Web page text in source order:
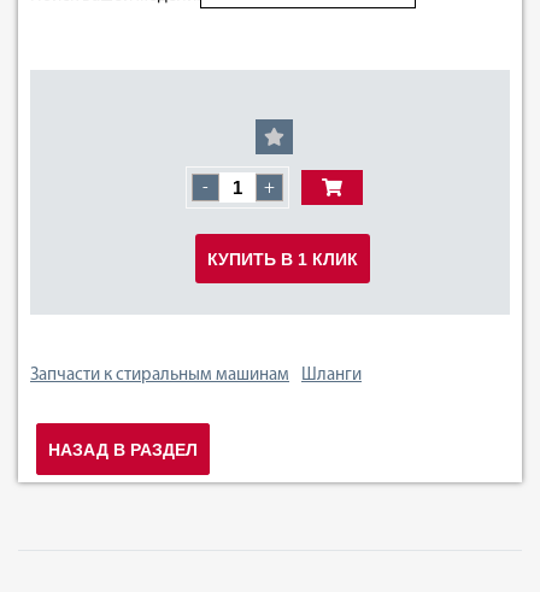
- +
КУПИТЬ В 1 КЛИК
Запчасти к стиральным машинам Шланги
НАЗАД В РАЗДЕЛ